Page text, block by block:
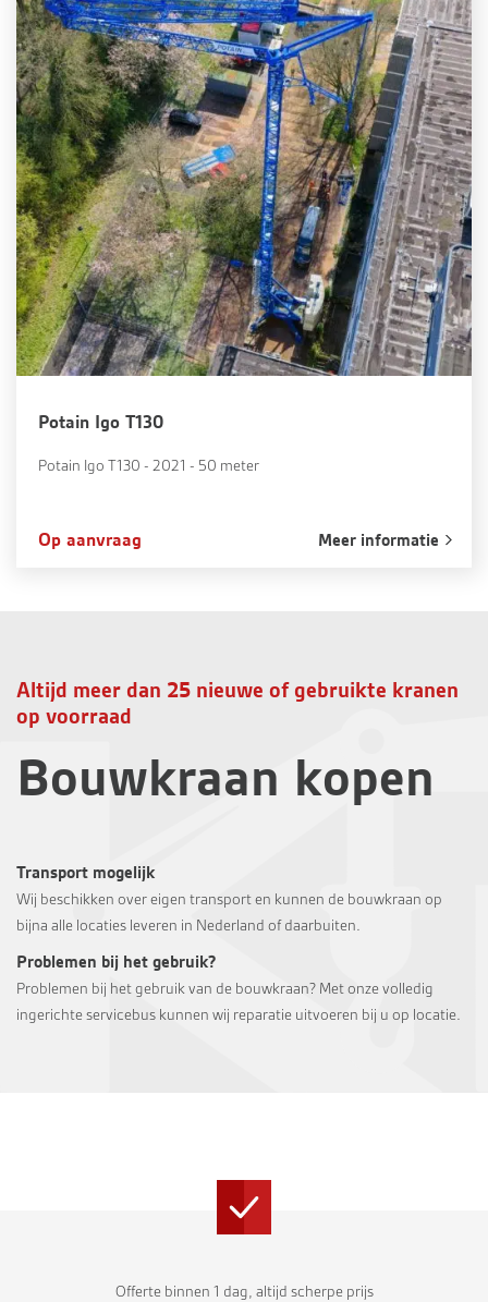
Potain Igo T130
Potain Igo T130 - 2021 - 50 meter
Op aanvraag Meer informatie
Altijd meer dan 25 nieuwe of gebruikte kranen
op voorraad
Bouwkraan kopen
Transport mogelijk
Wij beschikken over eigen transport en kunnen de bouwkraan op
bijna alle locaties leveren in Nederland of daarbuiten.
Problemen bij het gebruik?
Problemen bij het gebruik van de bouwkraan? Met onze volledig
ingerichte servicebus kunnen wij reparatie uitvoeren bij u op locatie.
Offerte binnen 1 dag, altijd scherpe prijs